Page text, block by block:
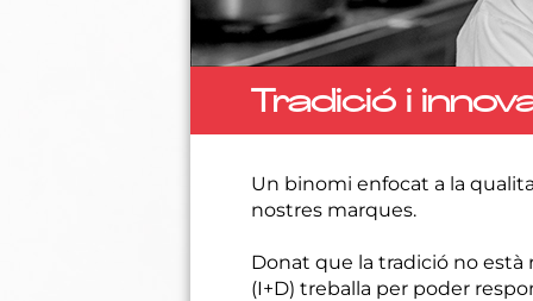
Tradició i
Un binomi enfocat a la
nostres marques.
Donat que la tradició no
(I+D) treballa per poder